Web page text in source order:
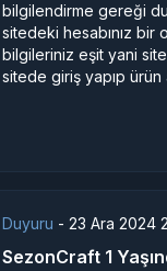
bilgilendirme gereği
sitedeki hesabınız
bilgileriniz eşit yani
sitede giriş yapıp ürün
Duyuru - 23 Ara 2024
SezonCraft 1